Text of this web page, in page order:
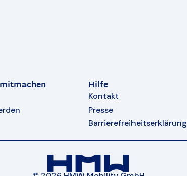
Hilfe
Kontakt
Presse
Barrierefreiheitserklärung